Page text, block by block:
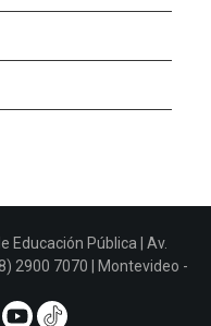
Educación Pública | Av.
2900 7070 | Montevideo -